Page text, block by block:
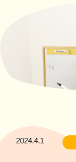
2024.4.1